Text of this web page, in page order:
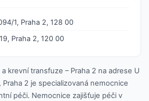
1, Praha 2, 128 00
Praha 2, 120 00
krevní transfuze – Praha 2 na adrese U
2 je specializovaná nemocnice
péči. Nemocnice zajišťuje péči v